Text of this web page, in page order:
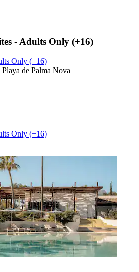
- Adults Only (+16)
Only (+16)
de Palma Nova
Only (+16)